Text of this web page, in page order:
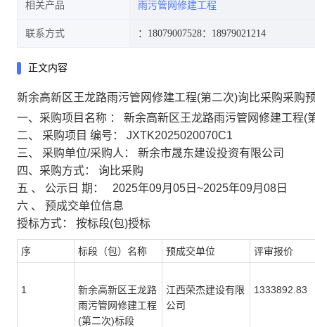
相关产品 雨污管网修建工程
联系方式 ：18079007528：18979021214
正文内容
新余高新区王龙路雨污管网修建工程(第二次)询比采购采购
一、采购项目名称 ：
新余高新区王龙路雨污管网修建工程(
二、
采购项目 编号：
JXTK2025020070C1
三、
采购单位/采购人：
新余市晟东建设投资有限公司
四、采购方式：
询比采购
五 、 公示日 期：
2025年09月05日~2025年09月08日
六 、
预成交单位信息
授标方式：
按标段(包)授标
序 标段（包）名称 预成交单位 评审报价
1
新余高新区王龙路
雨污管网修建工程
(第二次)标段
江西荣杰建设有限
公司
1333892.83